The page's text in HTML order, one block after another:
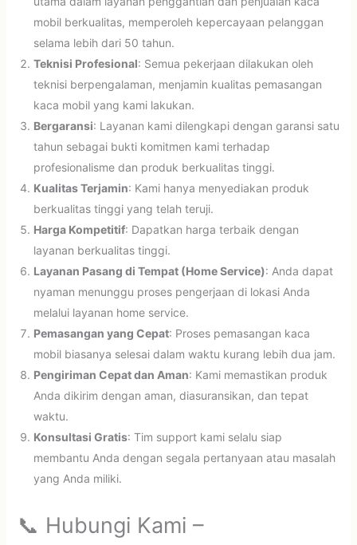
mobil berkualitas, memperoleh kepercayaan pelanggan
selama lebih dari 50 tahun.
Teknisi Profesional: Semua pekerjaan dilakukan oleh
teknisi berpengalaman, menjamin kualitas pemasangan
kaca mobil yang kami lakukan.
Bergaransi: Layanan kami dilengkapi dengan garansi satu
tahun sebagai bukti komitmen kami terhadap
profesionalisme dan produk berkualitas tinggi.
Kualitas Terjamin: Kami hanya menyediakan produk
berkualitas tinggi yang telah teruji.
Harga Kompetitif: Dapatkan harga terbaik dengan
layanan berkualitas tinggi.
Layanan Pasang di Tempat (Home Service): Anda dapat
nyaman menunggu proses pengerjaan di lokasi Anda
melalui layanan home service.
Pemasangan yang Cepat: Proses pemasangan kaca
mobil biasanya selesai dalam waktu kurang lebih dua jam.
Pengiriman Cepat dan Aman: Kami memastikan produk
Anda dikirim dengan aman, diasuransikan, dan tepat
waktu.
Konsultasi Gratis: Tim support kami selalu siap
membantu Anda dengan segala pertanyaan atau masalah
yang Anda miliki.
📞 Hubungi Kami –